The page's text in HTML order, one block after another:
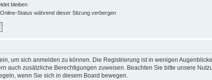
bleiben
Status während dieser Sitzung verbergen
um sich anmelden zu können. Die Registrierung ist in wenigen
auch zusätzliche Berechtigungen zuweisen. Beachten Sie bitte unsere
wenn Sie sich in diesem Board bewegen.